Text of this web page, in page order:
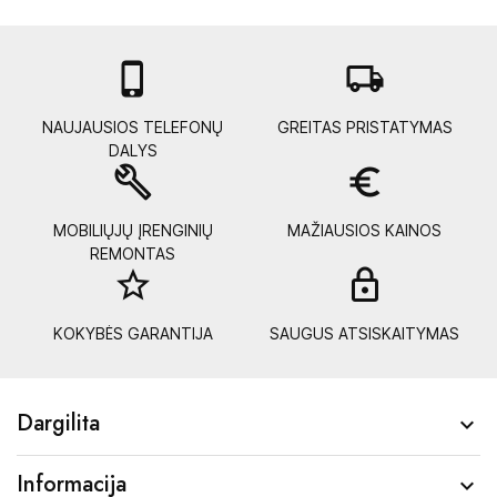

NAUJAUSIOS TELEFONŲ
DALYS
local_shipping
GREITAS PRISTATYMAS
build
MOBILIŲJŲ ĮRENGINIŲ
REMONTAS
euro_symbol
MAŽIAUSIOS KAINOS
star_border
KOKYBĖS GARANTIJA SAUGUS ATSISKAITYMAS
Dargilita 
Informacija 